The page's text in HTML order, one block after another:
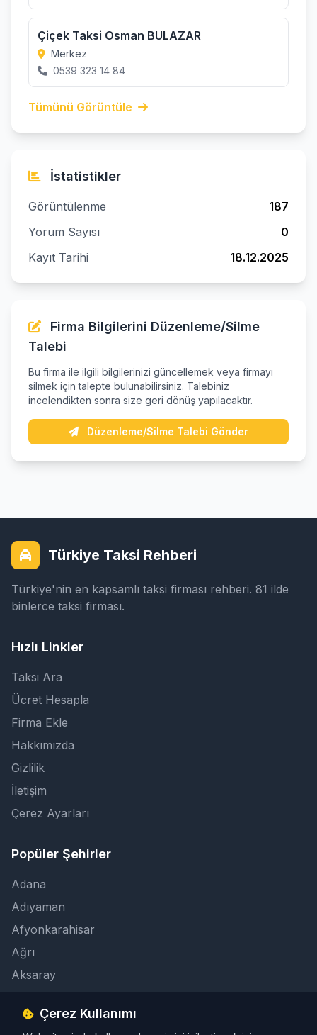
Çiçek Taksi Osman BULAZAR
Merkez
0539 323 14 84
Tümünü Görüntüle
İstatistikler
Görüntülenme
187
Yorum Sayısı
0
Kayıt Tarihi
18.12.2025
Firma Bilgilerini Düzenleme/Silme
Talebi
Bu firma ile ilgili bilgilerinizi güncellemek veya firmayı
silmek için talepte bulunabilirsiniz. Talebiniz
incelendikten sonra size geri dönüş yapılacaktır.
Düzenleme/Silme Talebi Gönder
Türkiye Taksi Rehberi
Türkiye'nin en kapsamlı taksi firması rehberi. 81 ilde
binlerce taksi firması.
Hızlı Linkler
Taksi Ara
Ücret Hesapla
Firma Ekle
Hakkımızda
Gizlilik
İletişim
Çerez Ayarları
Popüler Şehirler
Adana
Adıyaman
Afyonkarahisar
Ağrı
Aksaray
İletişimÇerez Kullanımı